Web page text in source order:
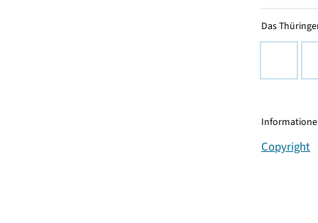
Das
Copyright